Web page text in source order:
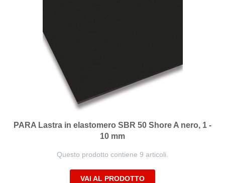
PARA Lastra in elastomero SBR 50 Shore A nero, 1 -
10 mm
Questo prodotto contiene 9 articoli.
VAI AL PRODOTTO